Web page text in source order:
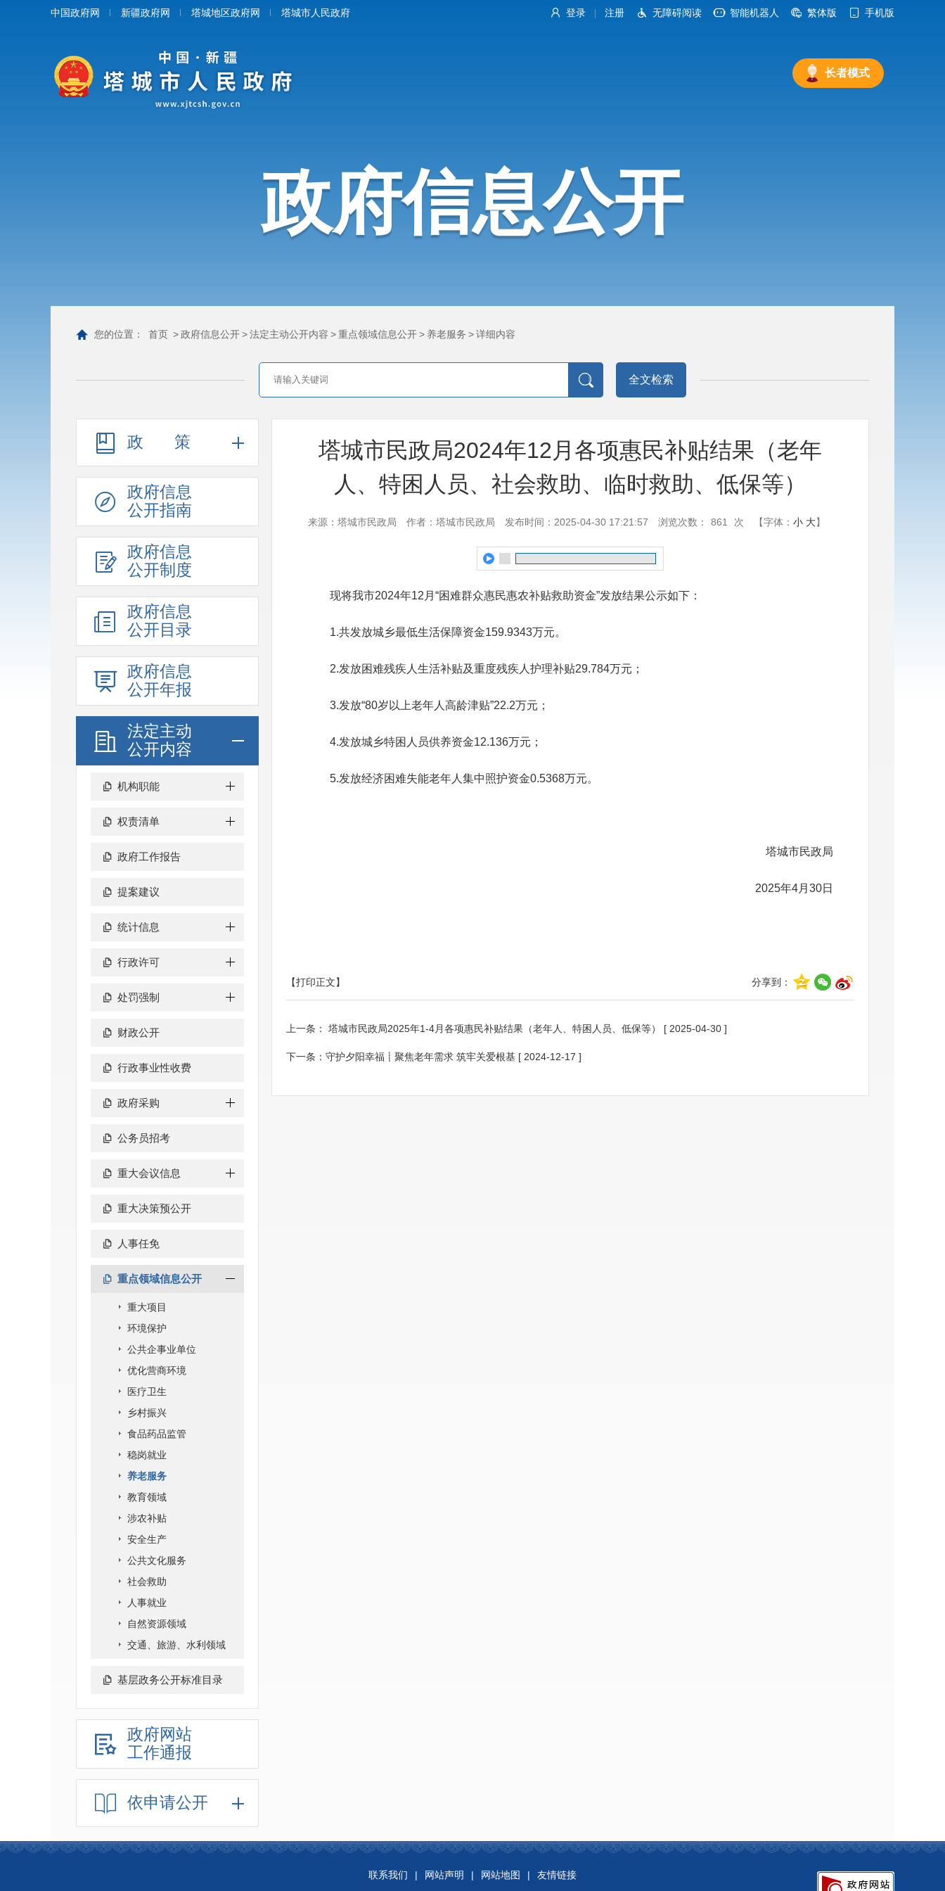
登录 注册 无障碍阅读 智能机器人 繁体版 手机版
中国政府网 新疆政府网 塔城地区政府网 塔城市人民政府
长者模式
政府信息公开
您的位置： 首页 >政府信息公开>法定主动公开内容 >重点领域信息公开> 养老服务 >详细内容
全文检索
政策
政府信息
公开指南
政府信息
公开制度
政府信息
公开目录
政府信息
公开年报
法定主动
公开内容
机构职能
权责清单
政府工作报告
提案建议
统计信息
行政许可
处罚强制
财政公开
行政事业性收费
政府采购
公务员招考
重大会议信息
重大决策预公开
人事任免
重点领域信息公开
重大项目
环境保护
公共企事业单位
优化营商环境
医疗卫生
乡村振兴
食品药品监管
稳岗就业
养老服务
教育领域
涉农补贴
安全生产
公共文化服务
社会救助
人事就业
自然资源领域
交通、旅游、水利领域
基层政务公开标准目录
政府网站
工作通报
依申请公开
塔城市民政局2024年12月各项惠民补贴结果（老年
人、特困人员、社会救助、临时救助、低保等）
来源：塔城市民政局 作者：塔城市民政局 发布时间：2025-04-30 17:21:57 浏览次数： 861 次 【字体： 小 大】
现将我市2024年12月“困难群众惠民惠农补贴救助资金”发放结果公示如下：
1.共发放城乡最低生活保障资金159.9343万元。
2.发放困难残疾人生活补贴及重度残疾人护理补贴29.784万元；
3.发放“80岁以上老年人高龄津贴”22.2万元；
4.发放城乡特困人员供养资金12.136万元；
5.发放经济困难失能老年人集中照护资金0.5368万元。
塔城市民政局
2025年4月30日
分享到：
【打印正文】
上一条： 塔城市民政局2025年1-4月各项惠民补贴结果（老年人、特困人员、低保等） [ 2025-04-30 ]
下一条： 守护夕阳幸福┋聚焦老年需求 筑牢关爱根基 [ 2024-12-17 ]
联系我们 | 网站声明 | 网站地图 | 友情链接